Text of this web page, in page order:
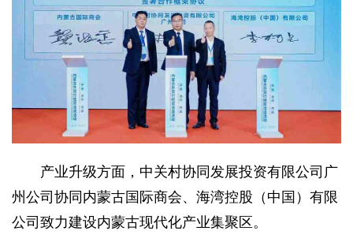
产业升级方面，中关村协同发展投资有限公司广
州公司协同内蒙古国际商会、海湾控股（中国）有限
公司致力建设内蒙古现代化产业集聚区。